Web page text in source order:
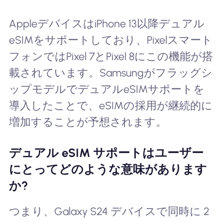
AppleデバイスはiPhone 13以降デュアル
eSIMをサポートしており、Pixelスマート
フォンではPixel 7とPixel 8にこの機能が搭
載されています。Samsungがフラッグシ
ップモデルでデュアルeSIMサポートを
導入したことで、eSIMの採用が継続的に
増加することが予想されます。
デュアル eSIM サポートはユーザー
にとってどのような意味があります
か?
つまり、Galaxy S24 デバイスで同時に 2